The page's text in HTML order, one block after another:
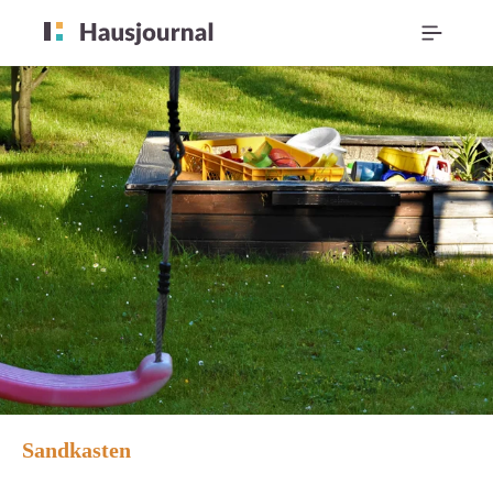
Sandkasten